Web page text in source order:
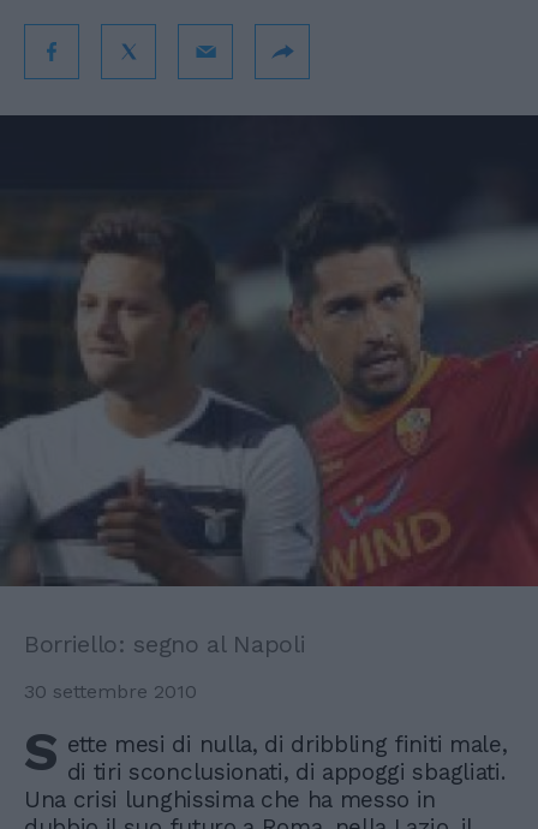
Borriello: segno al Napoli
30 settembre 2010
S ette mesi di nulla, di dribbling finiti male,
di tiri sconclusionati, di appoggi sbagliati.
Una crisi lunghissima che ha messo in